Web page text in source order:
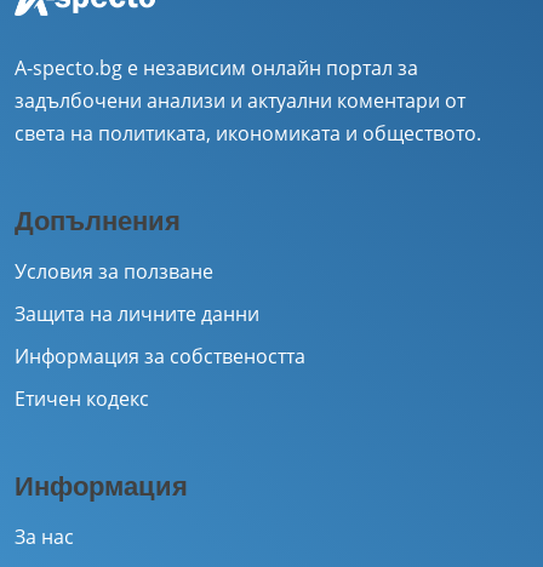
A-specto.bg е независим онлайн портал за
задълбочени анализи и актуални коментари от
света на политиката, икономиката и обществото.
Допълнения
Условия за ползване
Защита на личните данни
Информация за собствеността
Етичен кодекс
Информация
За нас